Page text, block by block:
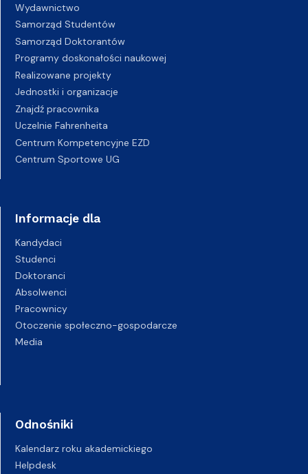
Wydawnictwo
Samorząd Studentów
Samorząd Doktorantów
Programy doskonałości naukowej
Realizowane projekty
Jednostki i organizacje
Znajdź pracownika
Uczelnie Fahrenheita
Centrum Kompetencyjne EZD
Centrum Sportowe UG
Informacje dla
Kandydaci
Studenci
Doktoranci
Absolwenci
Pracownicy
Otoczenie społeczno-gospodarcze
Media
Odnośniki
Kalendarz roku akademickiego
Helpdesk